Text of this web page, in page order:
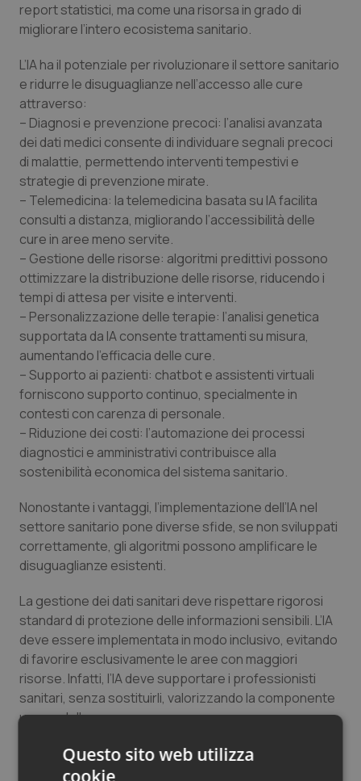
Umbria
Valle D’Aosta
Veneto
Oftalmologia
Oncodermatologia
Oncoematologia
Oncologia & Nutrizione
Psoriasi & pelle
Quotidiano Cardiologia
Quotidiano Chirurgia
Quotidiano Oncologia
Quotidiano Pediatria
Rene & patologie urogenitali
Salute orale & impianti
Sangue & coagulazione
Tiroide
Tumore al seno
Tumore ovarico
Tumori del Polmone & Testa Collo
Tumori gastrointestinali
Vaccini
report statistici, ma come una risorsa in grado di
migliorare l’intero ecosistema sanitario.
L’IA ha il potenziale per rivoluzionare il settore sanitario
e ridurre le disuguaglianze nell’accesso alle cure
attraverso:
– Diagnosi e prevenzione precoci: l’analisi avanzata
dei dati medici consente di individuare segnali precoci
di malattie, permettendo interventi tempestivi e
strategie di prevenzione mirate.
– Telemedicina: la telemedicina basata su IA facilita
consulti a distanza, migliorando l’accessibilità delle
cure in aree meno servite.
– Gestione delle risorse: algoritmi predittivi possono
ottimizzare la distribuzione delle risorse, riducendo i
tempi di attesa per visite e interventi.
– Personalizzazione delle terapie: l’analisi genetica
supportata da IA consente trattamenti su misura,
aumentando l’efficacia delle cure.
– Supporto ai pazienti: chatbot e assistenti virtuali
forniscono supporto continuo, specialmente in
contesti con carenza di personale.
– Riduzione dei costi: l’automazione dei processi
diagnostici e amministrativi contribuisce alla
sostenibilità economica del sistema sanitario.
Nonostante i vantaggi, l’implementazione dell’IA nel
settore sanitario pone diverse sfide, se non sviluppati
correttamente, gli algoritmi possono amplificare le
disuguaglianze esistenti.
La gestione dei dati sanitari deve rispettare rigorosi
standard di protezione delle informazioni sensibili. L’IA
deve essere implementata in modo inclusivo, evitando
di favorire esclusivamente le aree con maggiori
risorse. Infatti, l’IA deve supportare i professionisti
sanitari, senza sostituirli, valorizzando la componente
umana della cura.
L’Intelligenza Artificiale rappresenta un’opportunità
straordinaria per migliorare l’accesso equo alle cure e
Questo sito web utilizza
cookie